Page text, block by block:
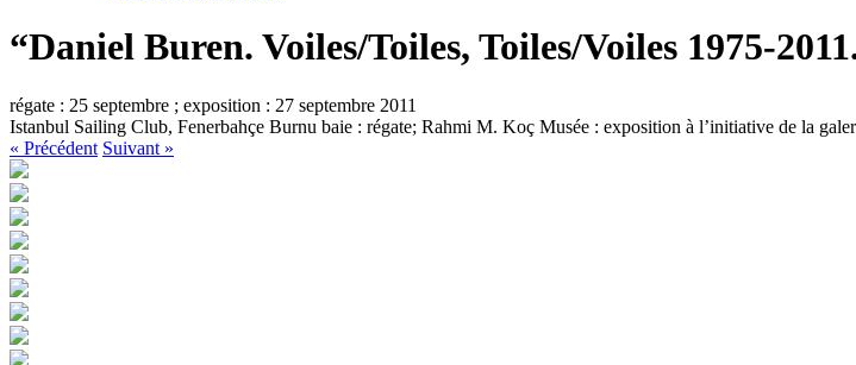
“Daniel Buren. Voiles/Toiles, Toiles/Voiles 1975-
régate : 25 septembre ; exposition : 27 septembre 2011
Istanbul Sailing Club, Fenerbahçe Burnu baie : régate; Rahmi M. Koç Musée : exposition à l’initiative de la
« Précédent Suivant »